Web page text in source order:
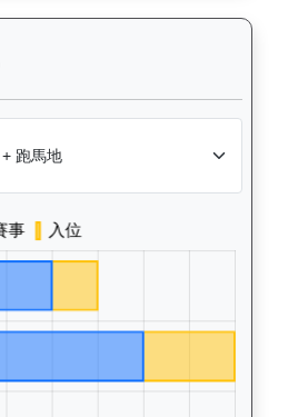
數與入位率統計，支援
騎此馬匹的出賽次數與
連連幸運（K010）— 檔位統